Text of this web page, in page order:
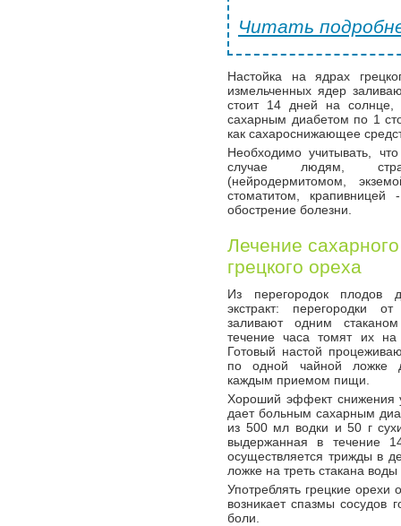
Читать
Настойка на ядрах
измельченных ядер
стоит 14 дней на
сахарным диабетом по 1
как сахароснижающее
Необходимо учитывать,
случае людям,
(нейродермитомом,
стоматитом,
обострение болезни.
Лечение
грецкого ореха
Из перегородок плодов
экстракт: перегородки
заливают одним
течение часа томят их
Готовый настой
по одной чайной ложке
каждым приемом пищи.
Хороший эффект снижения
дает больным сахарным
из 500 мл водки и 50 г
выдержанная в течение
осуществляется трижды в
ложке на треть стакана
Употреблять грецкие орехи
возникает спазмы сосудов
боли.